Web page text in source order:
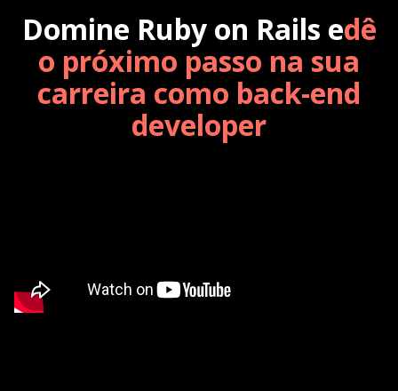
Domine Ruby on Rails edê
o próximo passo na sua
carreira como back-end
developer